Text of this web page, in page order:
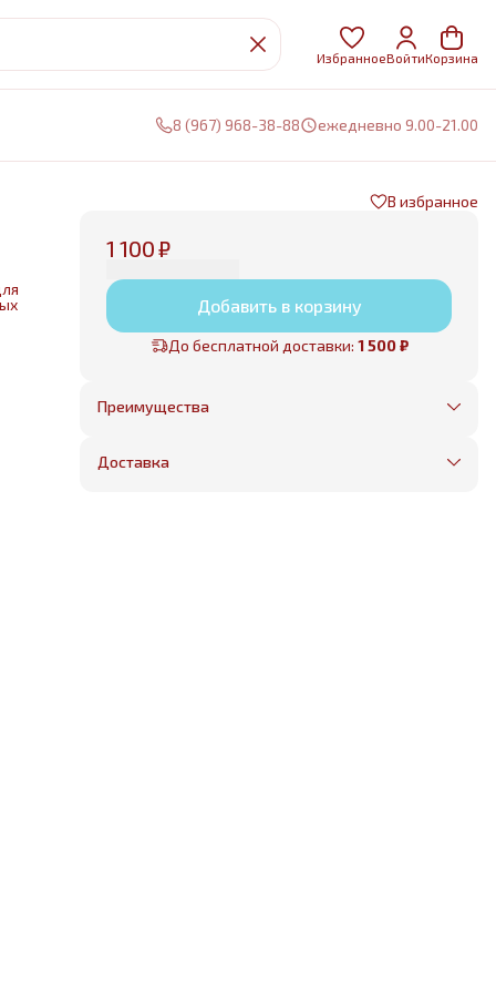
ИзбранноеВойтиКорзина
8 (967) 968-38-88 ежедневно 9.00-21.00
В избранное
1 100 ₽
Добавить в корзину
До бесплатной доставки: 1 500 ₽
Преимущества
Оплата частями в Сплит
Бесплатная доставка в пределах КАД
Доставка